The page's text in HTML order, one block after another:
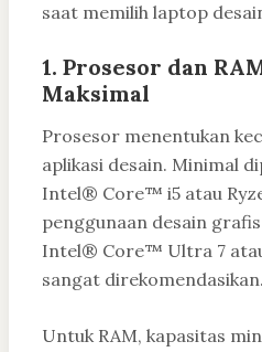
saat memilih laptop
1. Prosesor dan
Maksimal
Prosesor menentukan
aplikasi desain. Minimal
Intel® Core™ i5 atau
penggunaan desain
Intel® Core™ Ultra 7
sangat direkomendasikan.
Untuk RAM, kapasitas